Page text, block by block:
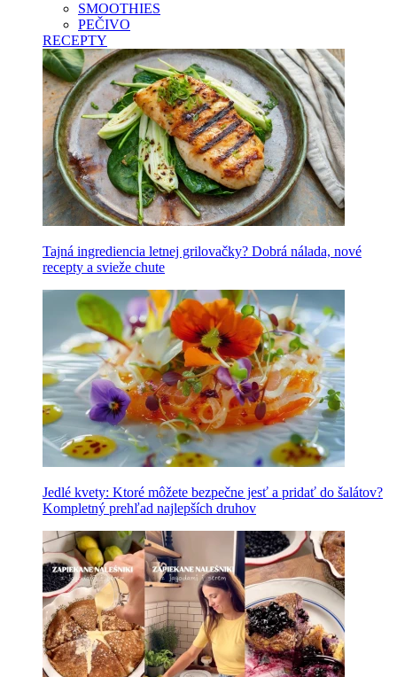
SMOOTHIES
PEČIVO
RECEPTY
Tajná ingrediencia letnej grilovačky? Dobrá nálada, nové
recepty a svieže chute
Jedlé kvety: Ktoré môžete bezpečne jesť a pridať do šalátov?
Kompletný prehľad najlepších druhov